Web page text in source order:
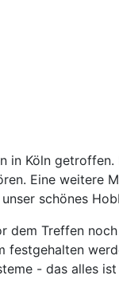
in Köln
Eine weitere
schönes
dem Treffen
festgehalten
- das alles